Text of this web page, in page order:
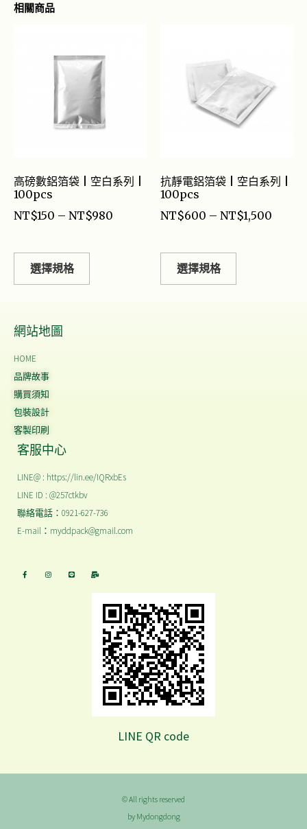
相關商品
高磅數鋁箔袋 | 空白系列 |
100pcs
NT$150 – NT$980
選擇規格
抗靜電鋁箔袋 | 空白系列 |
100pcs
NT$600 – NT$1,500
選擇規格
網站地圖
HOME
品牌故事
購買須知
包裝設計
客製印刷
客服中心
LINE@ : https://lin.ee/IQRxbEs
LINE ID : @257ctkbv
聯絡電話：0921-627-736
E-mail：myddpack@gmail.com
LINE QR code
© All rights reserved
by Mydongdong